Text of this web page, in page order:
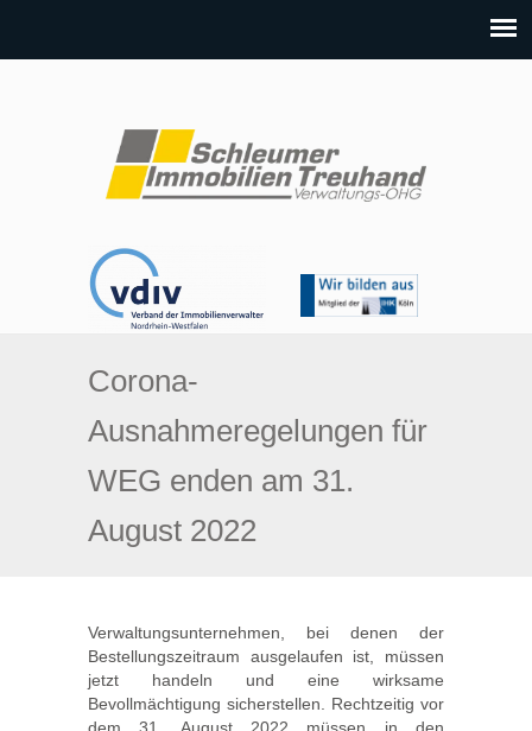
Corona-
Ausnahmeregelungen für
WEG enden am 31.
August 2022
Verwaltungsunternehmen, bei denen der
Bestellungszeitraum ausgelaufen ist, müssen
jetzt handeln und eine wirksame
Bevollmächtigung sicherstellen. Rechtzeitig vor